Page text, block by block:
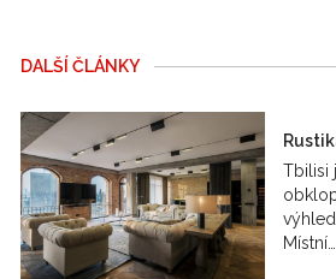
DALŠÍ ČLÁNKY
Tbilisi
Místní…